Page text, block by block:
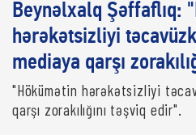
Beynəlxalq Şəffaflıq:
hərəkətsizliyi
mediaya qarşı
"Hökümətin hərəkətsizliyi
qarşı zorakılığını təşviq edir".